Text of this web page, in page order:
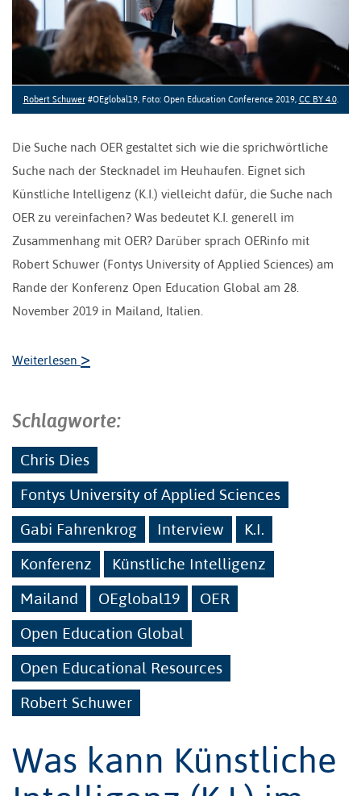
Robert Schuwer#OEglobal19, Foto: Open Education Conference 2019, CC BY 4.0.
Die Suche nach OER gestaltet sich wie die sprichwörtliche
Suche nach der Stecknadel im Heuhaufen. Eignet sich
Künstliche Intelligenz (K.I.) vielleicht dafür, die Suche nach
OER zu vereinfachen? Was bedeutet K.I. generell im
Zusammenhang mit OER? Darüber sprach OERinfo mit
Robert Schuwer (Fontys University of Applied Sciences) am
Rande der Konferenz Open Education Global am 28.
November 2019 in Mailand, Italien.
Weiterlesen >
Schlagworte:
Chris Dies
Fontys University of Applied Sciences
Gabi Fahrenkrog
Interview
K.I.
Konferenz
Künstliche Intelligenz
Mailand
OEglobal19
OER
Open Education Global
Open Educational Resources
Robert Schuwer
Was kann Künstliche